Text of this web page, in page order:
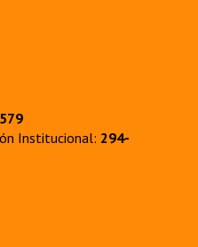
Institucional: 294-